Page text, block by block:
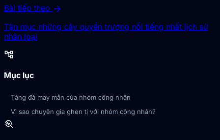
Bài tiếp theo arrow_forward
Tận mục những cây quyền trượng nổi tiếng nhất lịch sử
nhân loại
account_tree
Mục lục
Tảng đá may mắn của nhóm công nhân
Vì sao chuyên gia ghen tị với nhóm công nhân?
troubleshoot